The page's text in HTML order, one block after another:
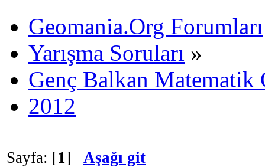
Geomania.Org Forumları
Yarışma Soruları »
Genç Balkan Matematik
2012
Sayfa: [1] Aşağı git